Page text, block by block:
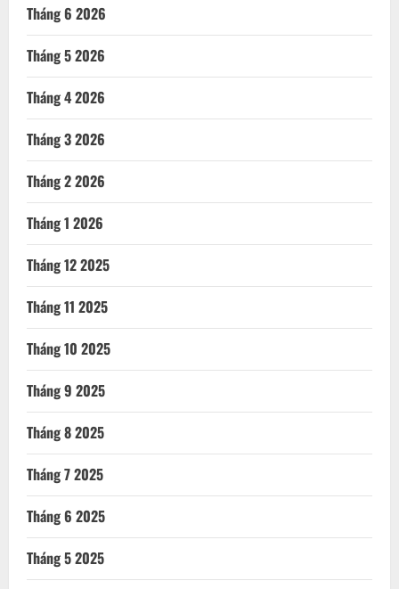
Tháng 6 2026
Tháng 5 2026
Tháng 4 2026
Tháng 3 2026
Tháng 2 2026
Tháng 1 2026
Tháng 12 2025
Tháng 11 2025
Tháng 10 2025
Tháng 9 2025
Tháng 8 2025
Tháng 7 2025
Tháng 6 2025
Tháng 5 2025